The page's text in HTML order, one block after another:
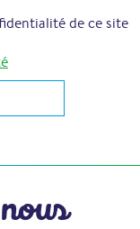
de ce site